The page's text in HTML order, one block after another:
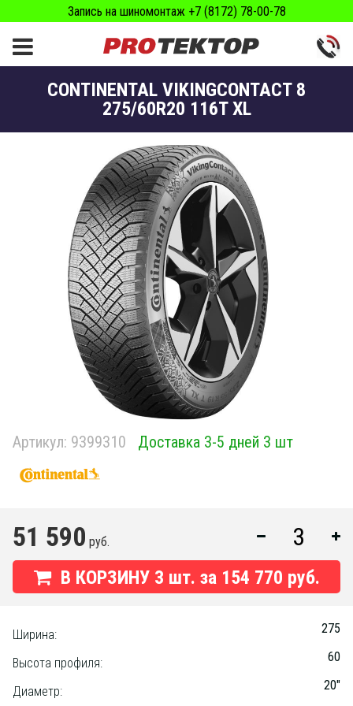
Запись на шиномонтаж +7 (8172) 78-00-78
CONTINENTAL VIKINGCONTACT 8
275/60R20 116T XL
Артикул: 9399310 Доставка 3-5 дней 3 шт
51 590 руб.
В КОРЗИНУ 3 шт. за 154 770 руб.
Ширина: 275
Высота профиля: 60
Диаметр: 20"